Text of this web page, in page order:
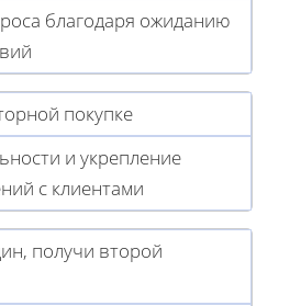
благодаря ожиданию
покупке
и укрепление
с клиентами
получи второй